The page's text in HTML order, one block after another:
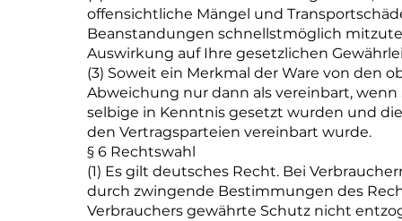
offensichtliche Mängel und
Beanstandungen schnellstmöglich
Auswirkung auf Ihre gesetzlichen
(3) Soweit ein Merkmal der Ware von den
Abweichung nur dann als vereinbart,
selbige in Kenntnis gesetzt wurden und
den Vertragsparteien vereinbart wurde.
§ 6 Rechtswahl
(1) Es gilt deutsches Recht. Bei
durch zwingende Bestimmungen des
Verbrauchers gewährte Schutz nicht